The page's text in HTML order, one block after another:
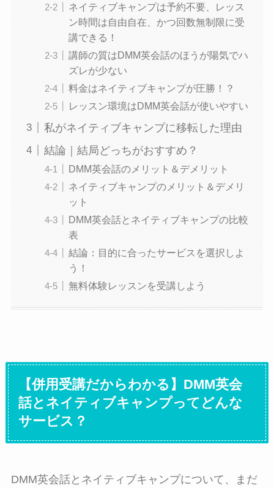
ネイティブキャンプは予約不要、レッス
ン時間は自由自在、かつ回数無制限に受
講できる！
講師の質はDMM英会話のほうが陽気でハ
ズレが少ない
料金はネイティブキャンプが圧勝！？
レッスン環境はDMM英会話が使いやすい
私がネイティブキャンプに移転した理由
結論｜結局どっちがおすすめ？
DMM英会話のメリット＆デメリット
ネイティブキャンプのメリット＆デメリ
ット
DMM英会話とネイティブキャンプの比較
表
結論：目的に合ったサービスを選択しよ
う！
無料体験レッスンを受講しよう
【併用受講だからわかる】DMM英会
話とネイティブキャンプってどんな
サービス？
DMM英会話とネイティブキャンプについて、まだ